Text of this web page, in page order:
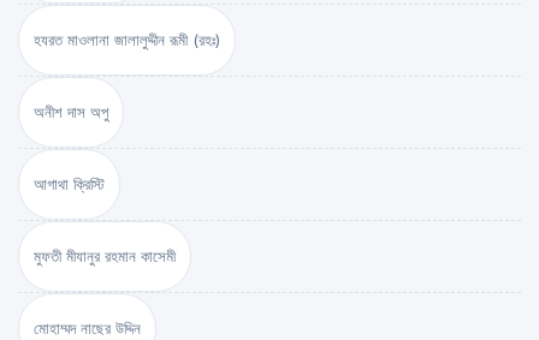
হযরত মাওলানা জালালুদ্দীন রূমী (রহঃ)
অনীশ দাস অপু
আগাথা ক্রিস্টি
মুফতী মীযানুর রহমান কাসেমী
মোহাম্মদ নাছের উদ্দিন